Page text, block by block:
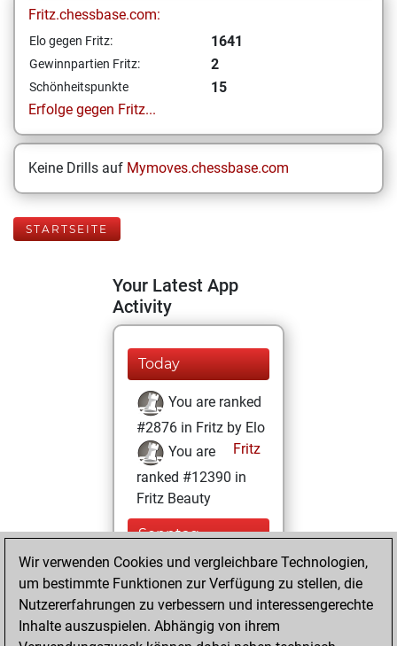
Fritz.chessbase.com:
Elo gegen Fritz: 1641
Gewinnpartien Fritz: 2
Schönheitspunkte
15
Erfolge gegen Fritz...
Keine Drills auf Mymoves.chessbase.com
STARTSEITE
Your Latest App
Activity
Today
You are ranked
#2876 in Fritz by Elo
Fritz
You are
ranked #12390 in
Fritz Beauty
Sonntag,
Dezember 29,
2024
You won
against Fritz
Fritz
Wir verwenden Cookies und vergleichbare Technologien,
um bestimmte Funktionen zur Verfügung zu stellen, die
Nutzererfahrungen zu verbessern und interessengerechte
Inhalte auszuspielen. Abhängig von ihrem